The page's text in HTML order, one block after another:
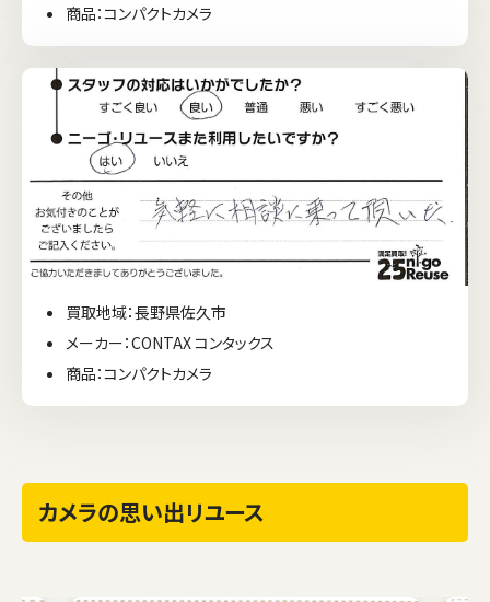
商品：コンパクトカメラ
買取地域：長野県佐久市
メーカー：CONTAX コンタックス
商品：コンパクトカメラ
カメラの思い出リユース